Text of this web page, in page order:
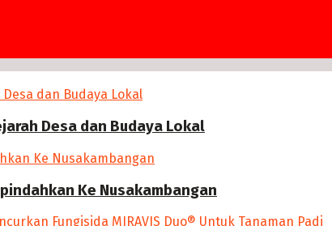
Desa dan Budaya Lokal
Ke Nusakambangan